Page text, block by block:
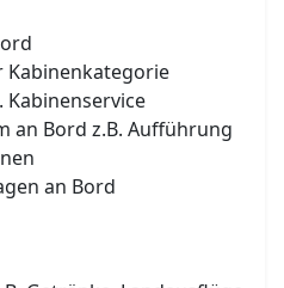
Kabinenkategorie
Kabinenservice
an Bord z.B. Aufführung
an Bord